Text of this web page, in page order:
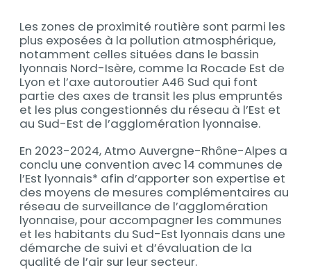
Contenu
Les zones de proximité routière sont parmi les
plus exposées à la pollution atmosphérique,
notamment celles situées dans le bassin
lyonnais Nord-Isère, comme la Rocade Est de
Lyon et l’axe autoroutier A46 Sud qui font
partie des axes de transit les plus empruntés
et les plus congestionnés du réseau à l’Est et
au Sud-Est de l’agglomération lyonnaise.
En 2023-2024, Atmo Auvergne-Rhône-Alpes a
conclu une convention avec 14 communes de
l’Est lyonnais* afin d’apporter son expertise et
des moyens de mesures complémentaires au
réseau de surveillance de l’agglomération
lyonnaise, pour accompagner les communes
et les habitants du Sud-Est lyonnais dans une
démarche de suivi et d’évaluation de la
qualité de l’air sur leur secteur.